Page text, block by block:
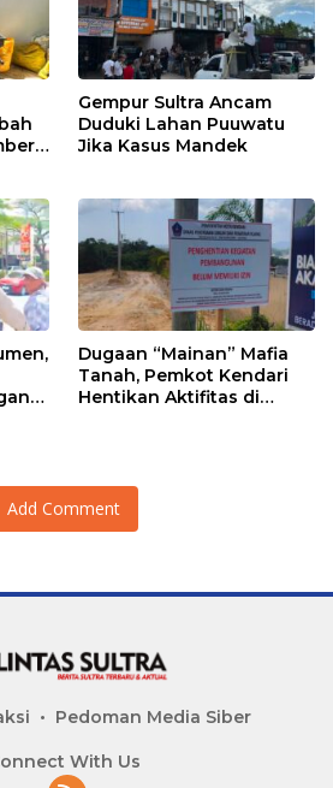
Gempur Sultra Ancam
Duduki Lahan Puuwatu
Jika Kasus Mandek
Dugaan “Mainan” Mafia
Tanah, Pemkot Kendari
Hentikan Aktifitas di
Add Comment
Pedoman Media Siber
With Us